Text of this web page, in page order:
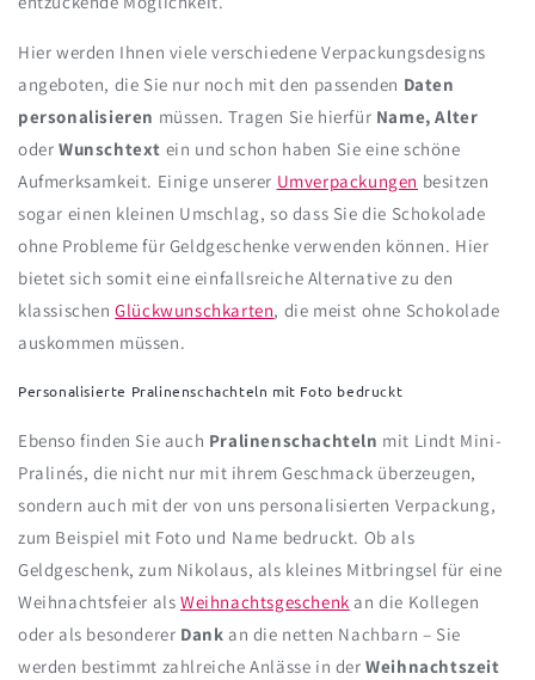
Hier werden Ihnen viele verschiedene Verpackungsdesigns
angeboten, die Sie nur noch mit den passenden Daten
personalisieren müssen. Tragen Sie hierfür Name, Alter
oder Wunschtext ein und schon haben Sie eine schöne
Aufmerksamkeit. Einige unserer Umverpackungen besitzen
sogar einen kleinen Umschlag, so dass Sie die Schokolade
ohne Probleme für Geldgeschenke verwenden können. Hier
bietet sich somit eine einfallsreiche Alternative zu den
klassischenGlückwunschkarten, die meist ohne Schokolade
auskommen müssen.
Personalisierte Pralinenschachteln mit Foto bedruckt
Ebenso finden Sie auch Pralinenschachteln mit Lindt Mini-
Pralinés, die nicht nur mit ihrem Geschmack überzeugen,
sondern auch mit der von uns personalisierten Verpackung,
zum Beispiel mit Foto und Name bedruckt. Ob als
Geldgeschenk, zum Nikolaus, als kleines Mitbringsel für eine
Weihnachtsfeier als Weihnachtsgeschenk an die Kollegen
oder als besonderer Dank an die netten Nachbarn – Sie
werden bestimmt zahlreiche Anlässe in derWeihnachtszeit